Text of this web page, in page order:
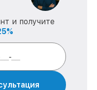
и получите